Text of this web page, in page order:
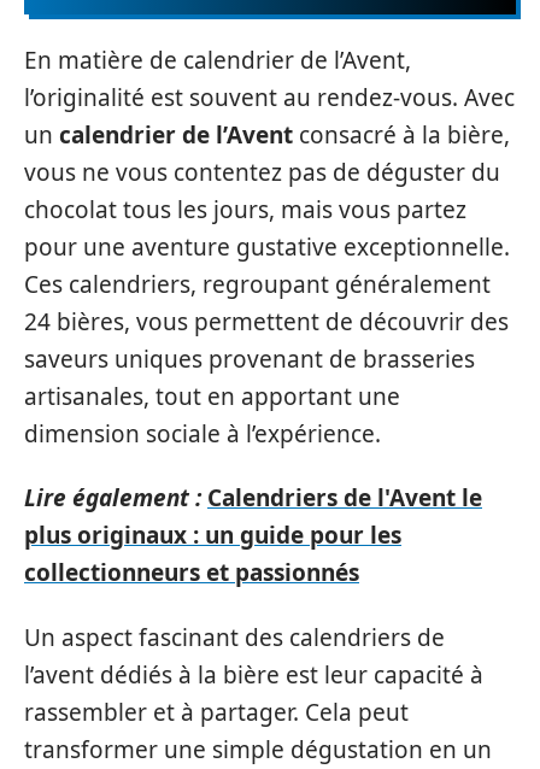
En matière de calendrier de l’Avent,
l’originalité est souvent au rendez-vous. Avec
un calendrier de l’Avent consacré à la bière,
vous ne vous contentez pas de déguster du
chocolat tous les jours, mais vous partez
pour une aventure gustative exceptionnelle.
Ces calendriers, regroupant généralement
24 bières, vous permettent de découvrir des
saveurs uniques provenant de brasseries
artisanales, tout en apportant une
dimension sociale à l’expérience.
Lire également : Calendriers de l'Avent le
plus originaux : un guide pour les
collectionneurs et passionnés
Un aspect fascinant des calendriers de
l’avent dédiés à la bière est leur capacité à
rassembler et à partager. Cela peut
transformer une simple dégustation en un